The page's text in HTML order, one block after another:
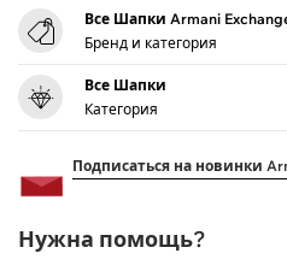
Все Шапки Armani
Бренд и категория
Все Шапки
Категория
Подписаться на новинки
Нужна помощь?